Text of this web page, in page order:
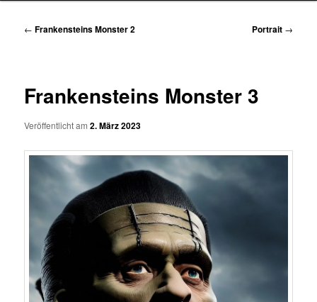
Beitrags-
← Frankensteins Monster 2 Portrait →
Frankensteins Monster 3
Veröffentlicht am2. März 2023